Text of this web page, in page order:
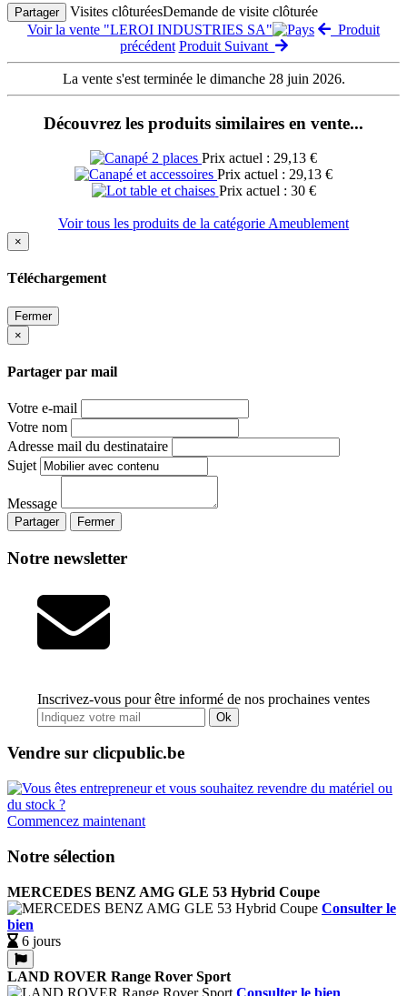
Partager Visites clôturéesDemande de visite clôturée
Voir la vente "LEROI INDUSTRIES SA"
Produit
précédent Produit Suivant
La vente s'est terminée le dimanche 28 juin 2026.
Découvrez les produits similaires en vente...
Prix actuel : 29,13 €
Prix actuel : 29,13 €
Prix actuel : 30 €
Voir tous les produits de la catégorie Ameublement
×
Téléchargement
Fermer
×
Partager par mail
Votre e-mail
Votre nom
Adresse mail du destinataire
Sujet
Message
Partager Fermer
Notre newsletter
Inscrivez-vous pour être informé de nos prochaines ventes
Ok
Vendre sur clicpublic.be
Commencez maintenant
Notre sélection
MERCEDES BENZ AMG GLE 53 Hybrid Coupe
Consulter le
bien
6 jours
LAND ROVER Range Rover Sport
Consulter le bien